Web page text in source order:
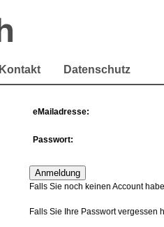
Kontakt Datenschutz
eMailadresse:
Passwort:
Falls Sie noch keinen Account
Falls Sie Ihre Passwort vergessen